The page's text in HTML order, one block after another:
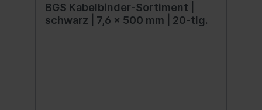
BGS Kabelbinder-Sortiment |
schwarz | 7,6 x 500 mm | 20-tlg.